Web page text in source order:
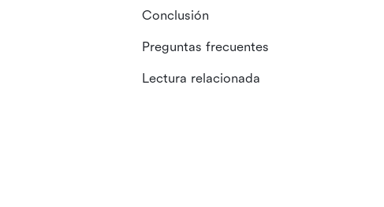
Conclusión
Preguntas frecuentes
Lectura relacionada